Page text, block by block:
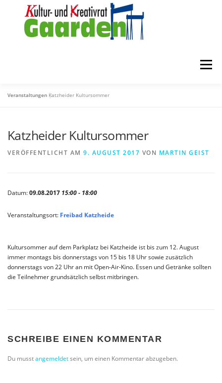
Menü
MITGLIEDER KONTAKT
Veranstaltungen Katzheider Kultursommer
Katzheider Kultursommer
VERÖFFENTLICHT AM 9. AUGUST 2017 VON MARTIN GEIST
Datum:09.08.2017 15:00 - 18:00
Veranstaltungsort: Freibad Katzheide
Kultursommer auf dem Parkplatz bei Katzheide ist bis zum 12. August
immer montags bis donnerstags von 15 bis 18 Uhr sowie zusätzlich
donnerstags von 22 Uhr an mit Open-Air-Kino. Essen und Getränke sollten
die Teilnehmer grundsätzlich selbst mitbringen.
SCHREIBE EINEN KOMMENTAR
Du musstangemeldetsein, um einen Kommentar abzugeben.